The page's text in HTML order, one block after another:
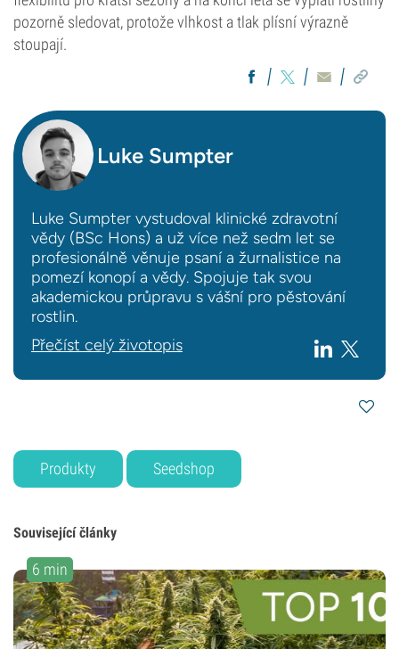
pozorně sledovat, protože vlhkost a tlak plísní výrazně
stoupají.
Luke Sumpter
Luke Sumpter vystudoval klinické zdravotní
vědy (BSc Hons) a už více než sedm let se
profesionálně věnuje psaní a žurnalistice na
pomezí konopí a vědy. Spojuje tak svou
akademickou průpravu s vášní pro pěstování
rostlin.
Přečíst celý životopis
Produkty Seedshop
Související články
6 min